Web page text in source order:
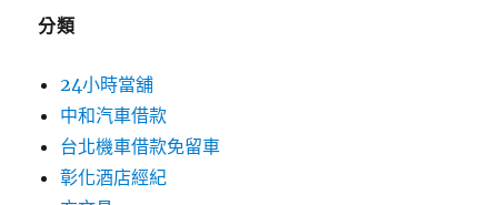
分類
24小時當舖
中和汽車借款
台北機車借款免留車
彰化酒店經紀